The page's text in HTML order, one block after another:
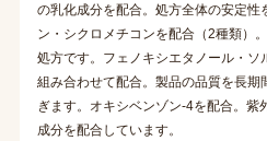
の乳化成分を配合。処方全体の安定性
ン・シクロメチコンを配合（2種類）
処方です。フェノキシエタノール・ソ
組み合わせて配合。製品の品質を長期
ぎます。オキシベンゾン-4を配合。紫
成分を配合しています。